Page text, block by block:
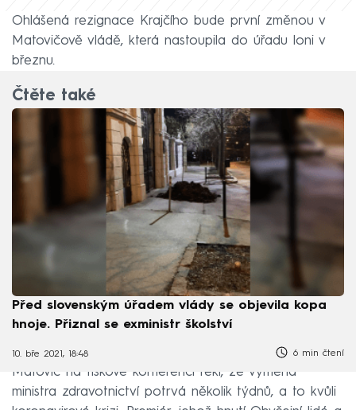
Ohlášená rezignace Krajčího bude první změnou v
Matovičově vládě, která nastoupila do úřadu loni v
březnu.
Čtěte také
Před slovenským úřadem vlády se objevila kopa
hnoje. Přiznal se exministr školství
10. bře 2021, 18:48 6 min čtení
Matovič na tiskové konferenci řekl, že výměna
ministra zdravotnictví potrvá několik týdnů, a to kvůli